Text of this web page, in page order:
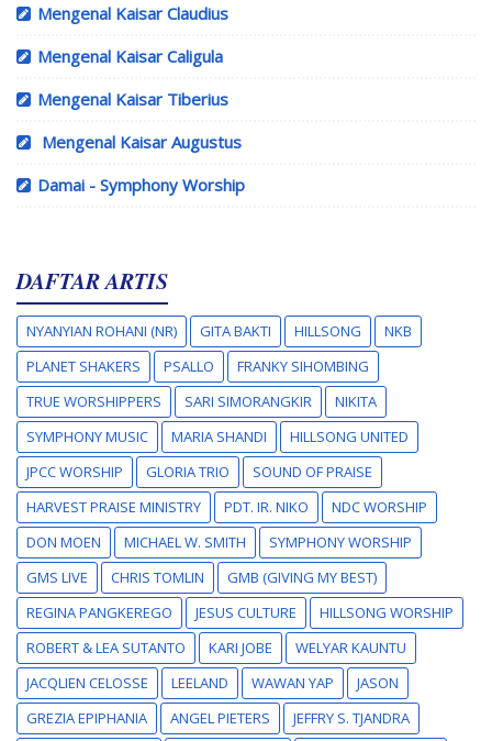
Mengenal Kaisar Claudius
Mengenal Kaisar Caligula
Mengenal Kaisar Tiberius
Mengenal Kaisar Augustus
Damai - Symphony Worship
DAFTAR ARTIS
NYANYIAN ROHANI (NR) GITA BAKTI HILLSONG
NKB
PLANET SHAKERS
PSALLO
FRANKY SIHOMBING
TRUE WORSHIPPERS
SARI SIMORANGKIR
NIKITA
SYMPHONY MUSIC
MARIA SHANDI
HILLSONG UNITED
JPCC WORSHIP
GLORIA TRIO
SOUND OF PRAISE
HARVEST PRAISE MINISTRY
PDT. IR. NIKO
NDC WORSHIP
DON MOEN
MICHAEL W. SMITH
SYMPHONY WORSHIP
GMS LIVE
CHRIS TOMLIN
GMB (GIVING MY BEST)
REGINA PANGKEREGO
JESUS CULTURE
HILLSONG WORSHIP
ROBERT & LEA SUTANTO
KARI JOBE
WELYAR KAUNTU
JACQLIEN CELOSSE
LEELAND WAWAN YAP
JASON
GREZIA EPIPHANIA
ANGEL PIETERS
JEFFRY S. TJANDRA